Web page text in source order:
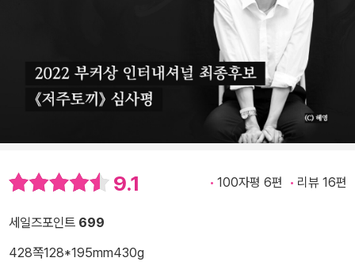
9.1 100자평 6편 리뷰 16편
세일즈포인트 699
428쪽128*195mm430g